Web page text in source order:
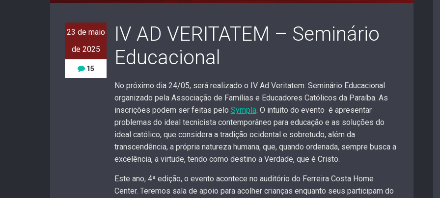
23 de maio
de 2025
15
IV AD VERITATEM – Seminário
Educacional
No próximo dia 24/05, será realizado o IV Ad Veritatem: Seminário Educacional
organizado pela Associação de Famílias e Educadores Católicos da Paraíba. As
inscrições podem ser feitas pelo Sympla. O intuito do evento é apresentar
problemas do ideal tecnicista contemporâneo para educação e as soluções do
ideal católico, que considera a tradição ocidental e sobretudo, além da
transcendência, a própria natureza humana, que, quando ordenada, sempre busca a
excelência, a virtude, tendo como destino a Verdade, que é Cristo.
Este ano, 4ª edição, o evento acontece no auditório do Ferreira Costa Home
Center. Teremos sala de apoio para acolher crianças enquanto seus participam do